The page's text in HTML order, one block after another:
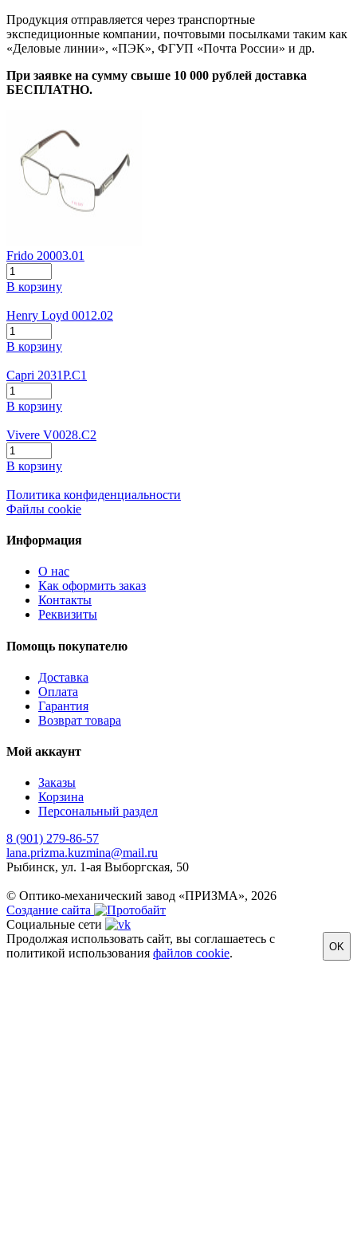
Продукция отправляется через транспортные
экспедиционные компании, почтовыми посылками таким как
«Деловые линии», «ПЭК», ФГУП «Почта России» и др.
При заявке на сумму свыше 10 000 рублей доставка
БЕСПЛАТНО.
Frido 20003.01
В корзину
Henry Loyd 0012.02
В корзину
Capri 2031P.C1
В корзину
Vivere V0028.C2
В корзину
Политика конфиденциальности
Файлы cookie
Информация
О нас
Как оформить заказ
Контакты
Реквизиты
Помощь покупателю
Доставка
Оплата
Гарантия
Возврат товара
Мой аккаунт
Заказы
Корзина
Персональный раздел
8 (901) 279-86-57
lana.prizma.kuzmina@mail.ru
Рыбинск, ул. 1-ая Выборгская, 50
© Оптико-механический завод «ПРИЗМА», 2026
Создание сайта
Социальные сети
Продолжая использовать сайт, вы соглашаетесь с
политикой использования файлов cookie. OK